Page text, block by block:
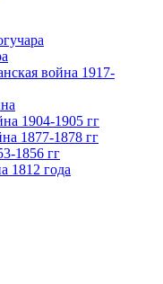
война 1917-
1904-1905 гг
1877-1878 гг
1856 гг
1812 года